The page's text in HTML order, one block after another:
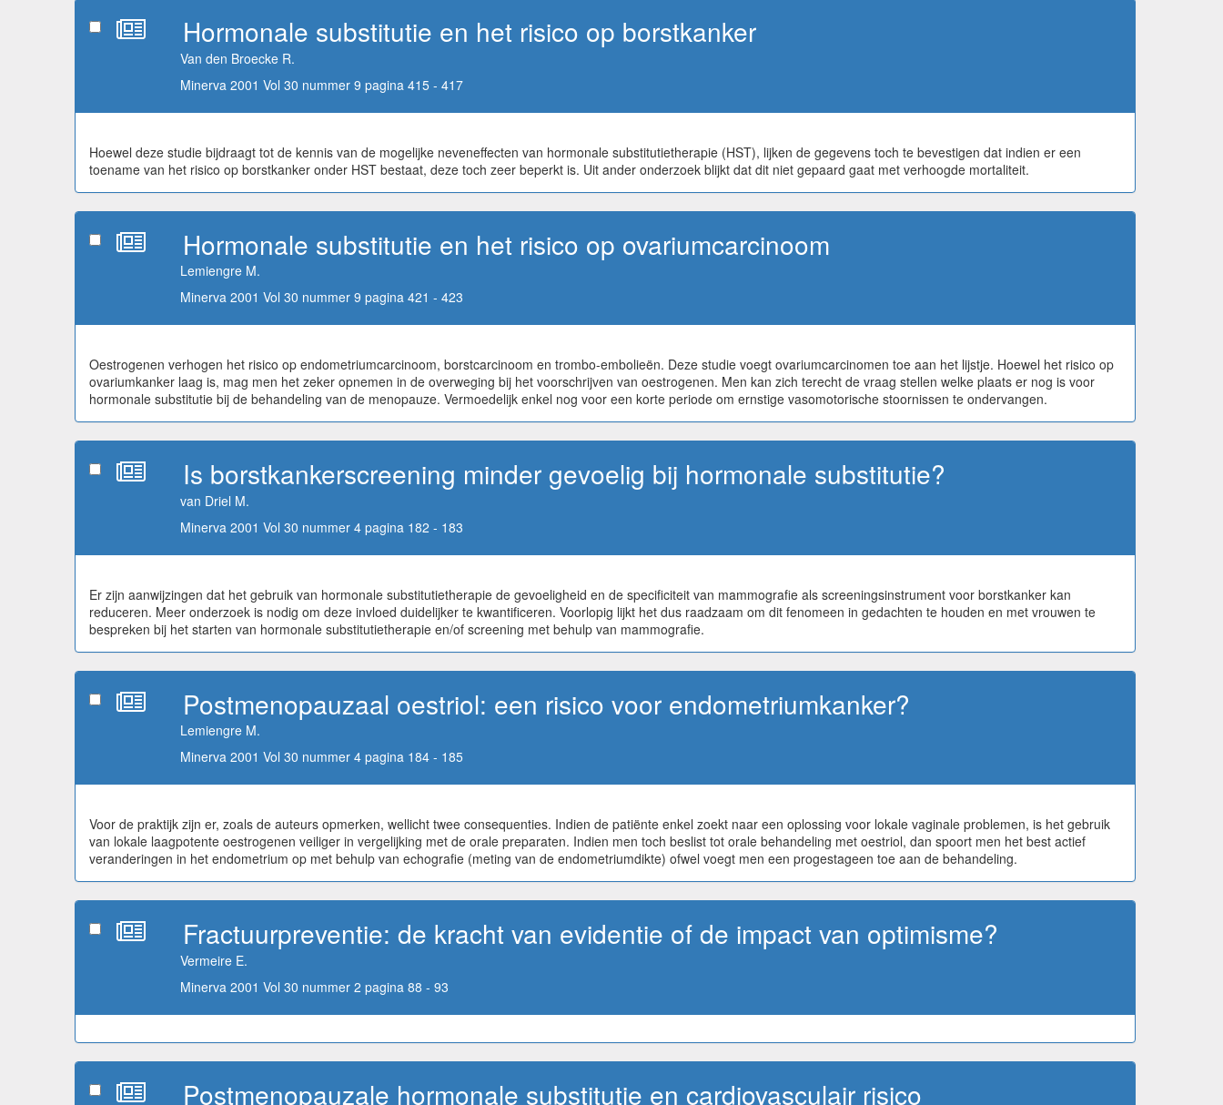
Hormonale substitutie en het risico op borstkanker
Van den Broecke R.
Minerva 2001 Vol 30 nummer 9 pagina 415 - 417
Hoewel deze studie bijdraagt tot de kennis van de mogelijke neveneffecten van hormonale substitutietherapie (HST), lijken de gegevens toch te bevestigen dat indien er een
toename van het risico op borstkanker onder HST bestaat, deze toch zeer beperkt is. Uit ander onderzoek blijkt dat dit niet gepaard gaat met verhoogde mortaliteit.
Hormonale substitutie en het risico op ovariumcarcinoom
Lemiengre M.
Minerva 2001 Vol 30 nummer 9 pagina 421 - 423
Oestrogenen verhogen het risico op endometriumcarcinoom, borstcarcinoom en trombo-embolieën. Deze studie voegt ovariumcarcinomen toe aan het lijstje. Hoewel het risico op
ovariumkanker laag is, mag men het zeker opnemen in de overweging bij het voorschrijven van oestrogenen. Men kan zich terecht de vraag stellen welke plaats er nog is voor
hormonale substitutie bij de behandeling van de menopauze. Vermoedelijk enkel nog voor een korte periode om ernstige vasomotorische stoornissen te ondervangen.
Is borstkankerscreening minder gevoelig bij hormonale substitutie?
van Driel M.
Minerva 2001 Vol 30 nummer 4 pagina 182 - 183
Er zijn aanwijzingen dat het gebruik van hormonale substitutietherapie de gevoeligheid en de specificiteit van mammografie als screeningsinstrument voor borstkanker kan
reduceren. Meer onderzoek is nodig om deze invloed duidelijker te kwantificeren. Voorlopig lijkt het dus raadzaam om dit fenomeen in gedachten te houden en met vrouwen te
bespreken bij het starten van hormonale substitutietherapie en/of screening met behulp van mammografie.
Postmenopauzaal oestriol: een risico voor endometriumkanker?
Lemiengre M.
Minerva 2001 Vol 30 nummer 4 pagina 184 - 185
Voor de praktijk zijn er, zoals de auteurs opmerken, wellicht twee consequenties. Indien de patiënte enkel zoekt naar een oplossing voor lokale vaginale problemen, is het gebruik
van lokale laagpotente oestrogenen veiliger in vergelijking met de orale preparaten. Indien men toch beslist tot orale behandeling met oestriol, dan spoort men het best actief
veranderingen in het endometrium op met behulp van echografie (meting van de endometriumdikte) ofwel voegt men een progestageen toe aan de behandeling.
Fractuurpreventie: de kracht van evidentie of de impact van optimisme?
Vermeire E.
Minerva 2001 Vol 30 nummer 2 pagina 88 - 93
Postmenopauzale hormonale substitutie en cardiovasculair risico